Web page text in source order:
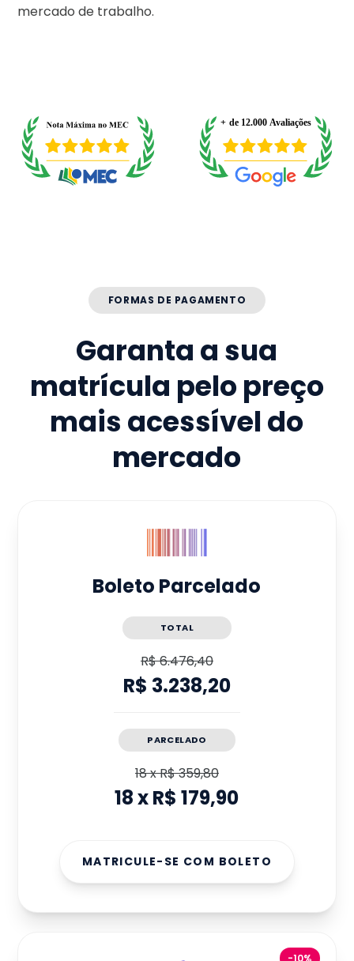
mercado de trabalho.
FORMAS DE PAGAMENTO
Garanta a sua
matrícula pelo preço
mais acessível do
mercado
Boleto Parcelado
TOTAL
R$ 6.476,40
R$ 3.238,20
PARCELADO
18xR$ 359,80
18xR$ 179,90
MATRICULE-SE COM BOLETO